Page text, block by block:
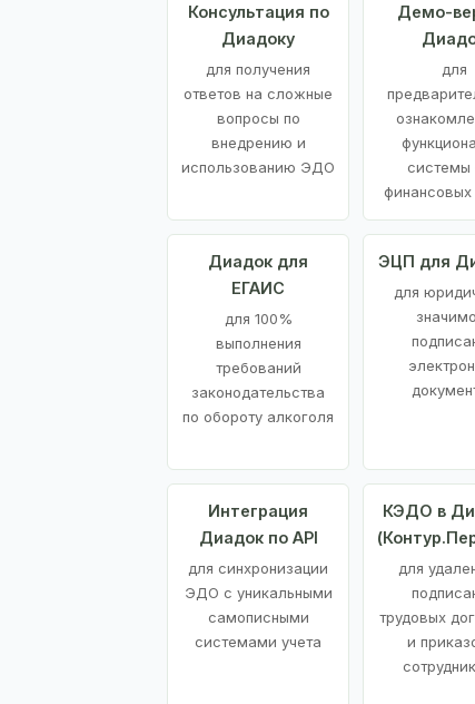
Консультация по
Диадоку
для получения
ответов на сложные
вопросы по
внедрению и
использованию ЭДО
Демо-
для
системы
финансовых
Диадок для
ЕГАИС
для 100%
выполнения
требований
законодательства
по обороту алкоголя
ЭЦП для
для
Интеграция
Диадок по API
для синхронизации
ЭДО с уникальными
самописными
системами учета
КЭДО в
для
трудовых
и